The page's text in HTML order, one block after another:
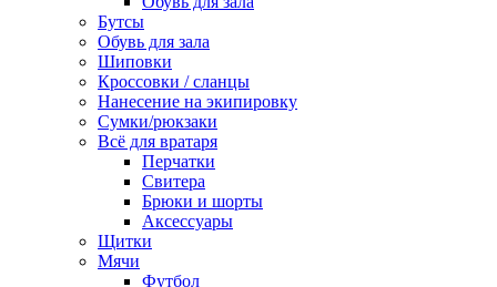
Бутсы
Обувь для зала
Шиповки
Кроссовки / сланцы
Нанесение на экипировку
Сумки/рюкзаки
Всё для вратаря
Перчатки
Cвитера
Брюки и шорты
Аксессуары
Щитки
Мячи
Футбол